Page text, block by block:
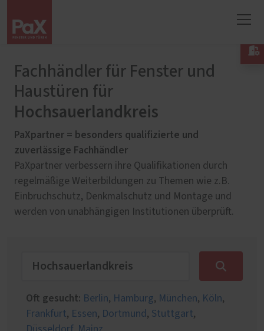
Fachhändler für Fenster und
Haustüren für
Hochsauerlandkreis
PaXpartner = besonders qualifizierte und
zuverlässige Fachhändler
PaXpartner verbessern ihre Qualifikationen durch
regelmäßige Weiterbildungen zu Themen wie z.B.
Einbruchschutz, Denkmalschutz und Montage und
werden von unabhängigen Institutionen überprüft.
Oft gesucht: Berlin, Hamburg, München, Köln,
Frankfurt, Essen, Dortmund , Stuttgart,
